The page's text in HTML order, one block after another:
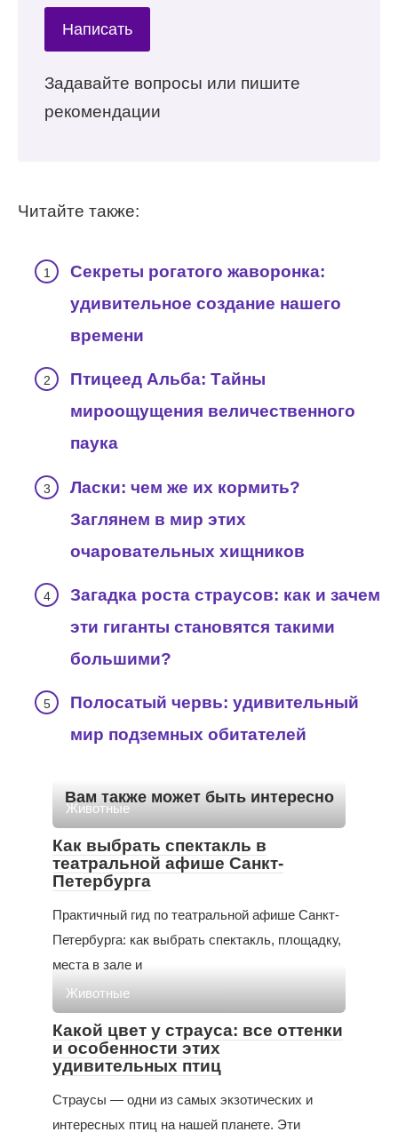
Написать
Задавайте вопросы или пишите
рекомендации
Читайте также:
Секреты рогатого жаворонка:
удивительное создание нашего
времени
Птицеед Альба: Тайны
мироощущения величественного
паука
Ласки: чем же их кормить?
Заглянем в мир этих
очаровательных хищников
Загадка роста страусов: как и зачем
эти гиганты становятся такими
большими?
Полосатый червь: удивительный
мир подземных обитателей
Вам также может быть интересно
Животные
Как выбрать спектакль в
театральной афише Санкт-
Петербурга
Практичный гид по театральной афише Санкт-
Петербурга: как выбрать спектакль, площадку,
места в зале и
Животные
Какой цвет у страуса: все оттенки
и особенности этих
удивительных птиц
Страусы — одни из самых экзотических и
интересных птиц на нашей планете. Эти